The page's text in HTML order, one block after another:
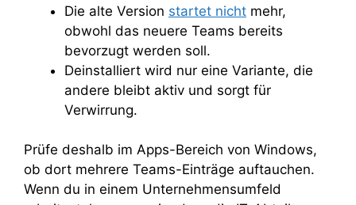
Die alte Version startet nicht mehr,
obwohl das neuere Teams bereits
bevorzugt werden soll.
Deinstalliert wird nur eine Variante, die
andere bleibt aktiv und sorgt für
Verwirrung.
Prüfe deshalb im Apps-Bereich von Windows,
ob dort mehrere Teams-Einträge auftauchen.
Wenn du in einem Unternehmensumfeld